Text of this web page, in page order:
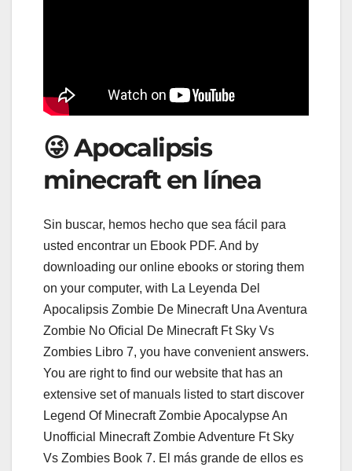
😜 Apocalipsis
minecraft en línea
Sin buscar, hemos hecho que sea fácil para
usted encontrar un Ebook PDF. And by
downloading our online ebooks or storing them
on your computer, with La Leyenda Del
Apocalipsis Zombie De Minecraft Una Aventura
Zombie No Oficial De Minecraft Ft Sky Vs
Zombies Libro 7, you have convenient answers.
You are right to find our website that has an
extensive set of manuals listed to start discover
Legend Of Minecraft Zombie Apocalypse An
Unofficial Minecraft Zombie Adventure Ft Sky
Vs Zombies Book 7. El más grande de ellos es